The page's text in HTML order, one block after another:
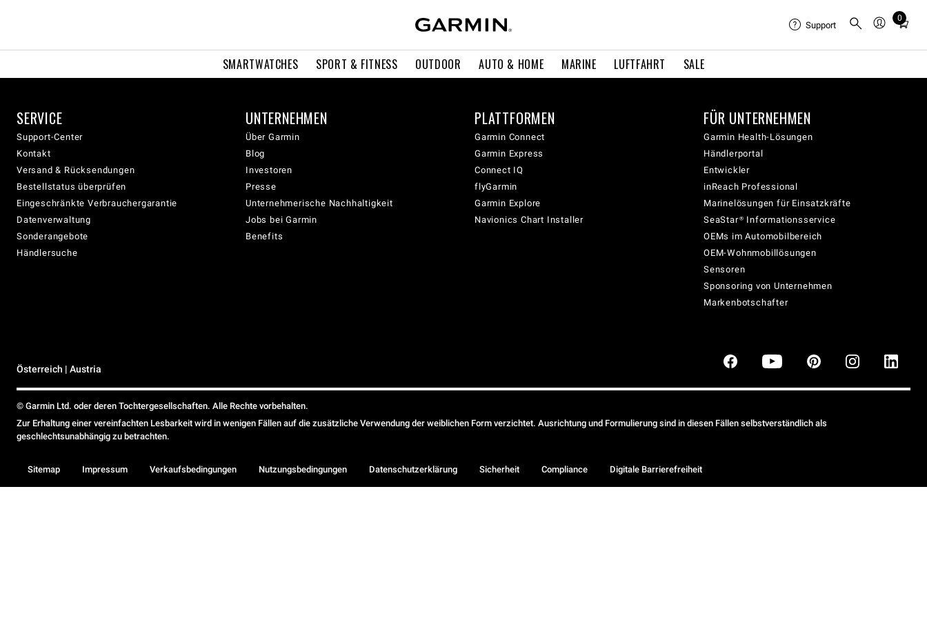
SMARTWATCHES SPORT & FITNESS OUTDOOR AUTO & HOME MARINE LUFTFAHRT SALE
Support
0
Total
cart:
SERVICE
Support-Center
Kontakt
Versand & Rücksendungen
Bestellstatus überprüfen
Eingeschränkte Verbrauchergarantie
Datenverwaltung
Sonderangebote
Händlersuche
UNTERNEHMEN
Über Garmin
Blog
Investoren
Presse
Unternehmerische Nachhaltigkeit
Jobs bei Garmin
Benefits
PLATTFORMEN
Garmin Connect
Garmin Express
Connect IQ
flyGarmin
Garmin Explore
Navionics Chart Installer
FÜR UNTERNEHMEN
Garmin Health-Lösungen
Händlerportal
Entwickler
inReach Professional
Marinelösungen für Einsatzkräfte
SeaStar® Informationsservice
OEMs im Automobilbereich
OEM-Wohnmobillösungen
Sensoren
Sponsoring von Unternehmen
Markenbotschafter
Österreich | Austria
© Garmin Ltd. oder deren Tochtergesellschaften. Alle Rechte vorbehalten.
Zur Erhaltung einer vereinfachten Lesbarkeit wird in wenigen Fällen auf die zusätzliche Verwendung der weiblichen Form verzichtet. Ausrichtung und Formulierung sind in diesen Fällen selbstverständlich als
geschlechtsunabhängig zu betrachten.
Sitemap Impressum Verkaufsbedingungen Nutzungsbedingungen Datenschutzerklärung Sicherheit Compliance Digitale Barrierefreiheit